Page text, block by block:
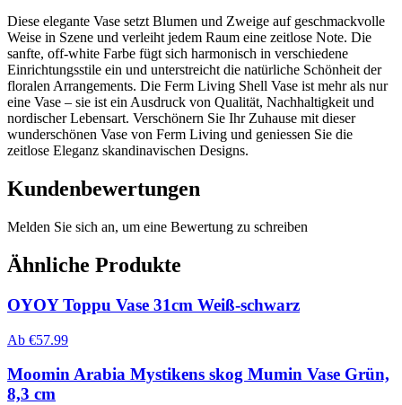
Diese elegante Vase setzt Blumen und Zweige auf geschmackvolle
Weise in Szene und verleiht jedem Raum eine zeitlose Note. Die
sanfte, off-white Farbe fügt sich harmonisch in verschiedene
Einrichtungsstile ein und unterstreicht die natürliche Schönheit der
floralen Arrangements. Die Ferm Living Shell Vase ist mehr als nur
eine Vase – sie ist ein Ausdruck von Qualität, Nachhaltigkeit und
nordischer Lebensart. Verschönern Sie Ihr Zuhause mit dieser
wunderschönen Vase von Ferm Living und geniessen Sie die
zeitlose Eleganz skandinavischen Designs.
Kundenbewertungen
Melden Sie sich an, um eine Bewertung zu schreiben
Ähnliche Produkte
OYOY Toppu Vase 31cm Weiß-schwarz
Ab €57.99
Moomin Arabia Mystikens skog Mumin Vase Grün,
8,3 cm